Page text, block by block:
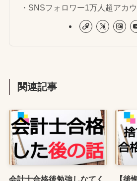
・SNSフォロワー1万人超アカ
関連記事
会計士合格後勉強しなてく 【後